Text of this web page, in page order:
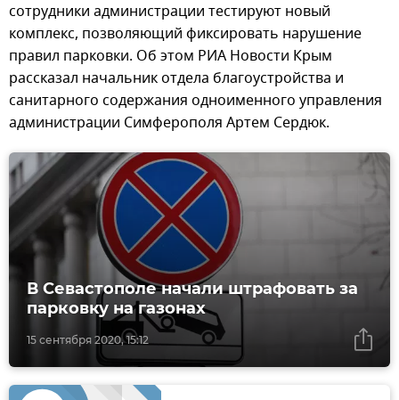
сотрудники администрации тестируют новый
комплекс, позволяющий фиксировать нарушение
правил парковки. Об этом РИА Новости Крым
рассказал начальник отдела благоустройства и
санитарного содержания одноименного управления
администрации Симферополя Артем Сердюк.
15 сентября 2020, 15:12
В Севастополе начали штрафовать за
парковку на газонах